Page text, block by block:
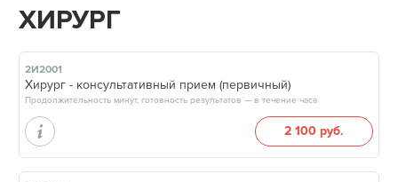
ХИРУРГ
2И2001
Хирург - консультативный прием (первичный)
Продолжительность минут, готовность результатов — в течение часа
2 100 руб.